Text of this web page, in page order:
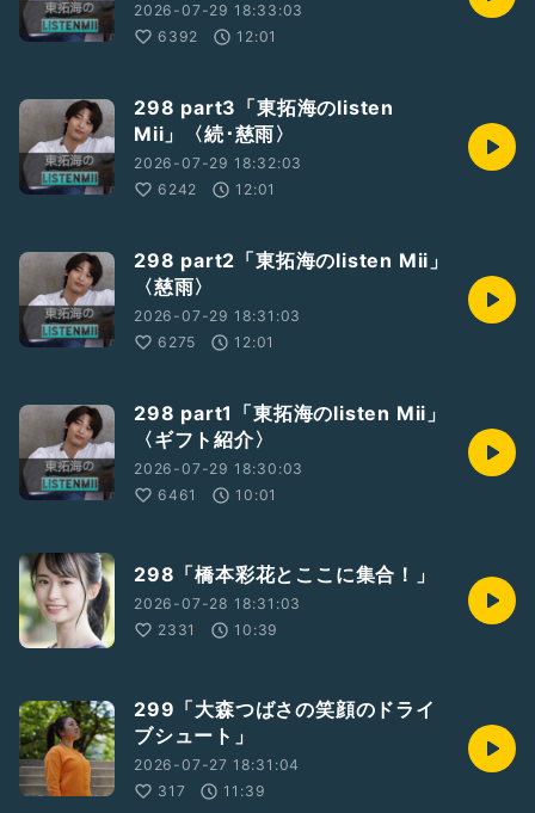
2026-07-29 18:33:03
6392
12:01
298 part3「東拓海のlisten
Mii」〈続･慈雨〉
2026-07-29 18:32:03
6242
12:01
298 part2「東拓海のlisten Mii」
〈慈雨〉
2026-07-29 18:31:03
6275
12:01
298 part1「東拓海のlisten Mii」
〈ギフト紹介〉
2026-07-29 18:30:03
6461
10:01
298「橋本彩花とここに集合！」
2026-07-28 18:31:03
2331
10:39
299「大森つばさの笑顔のドライ
ブシュート」
2026-07-27 18:31:04
317
11:39